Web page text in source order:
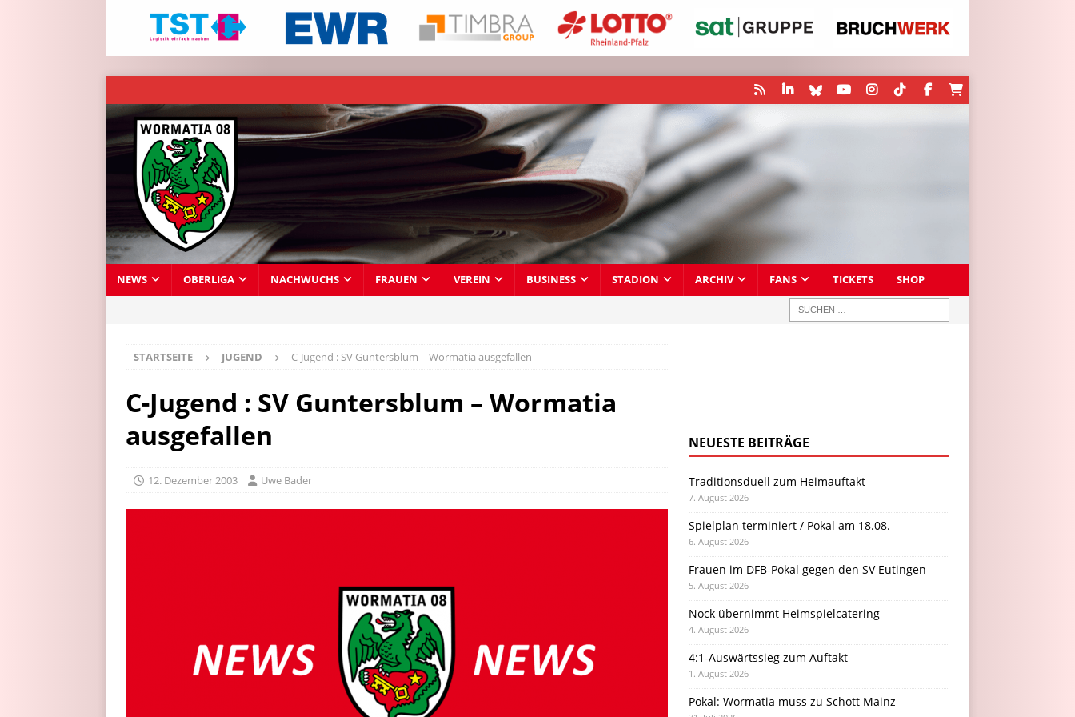
NEWS OBERLIGA NACHWUCHS FRAUEN VEREIN BUSINESS STADION ARCHIV FANS TICKETS SHOP
STARTSEITE JUGEND C-Jugend : SV Guntersblum – Wormatia ausgefallen
C-Jugend : SV Guntersblum – Wormatia
ausgefallen
12. Dezember 2003 Uwe Bader
NEUESTE BEITRÄGE
Traditionsduell zum Heimauftakt
7. August 2026
Spielplan terminiert / Pokal am 18.08.
6. August 2026
Frauen im DFB-Pokal gegen den SV Eutingen
5. August 2026
Nock übernimmt Heimspielcatering
4. August 2026
4:1-Auswärtssieg zum Auftakt
1. August 2026
Pokal: Wormatia muss zu Schott Mainz